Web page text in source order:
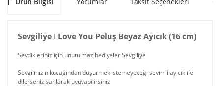
Sevgiliye I Love You Peluş Beyaz Ayıcık (16 cm)
Sevdikleriniz için unutulmaz hediyeler Sevgiliye
Sevgilinizin kucağından düşürmek istemeyeceği sevimli ayıcık ile
dilerseniz sarılarak uyuyabilirsiniz